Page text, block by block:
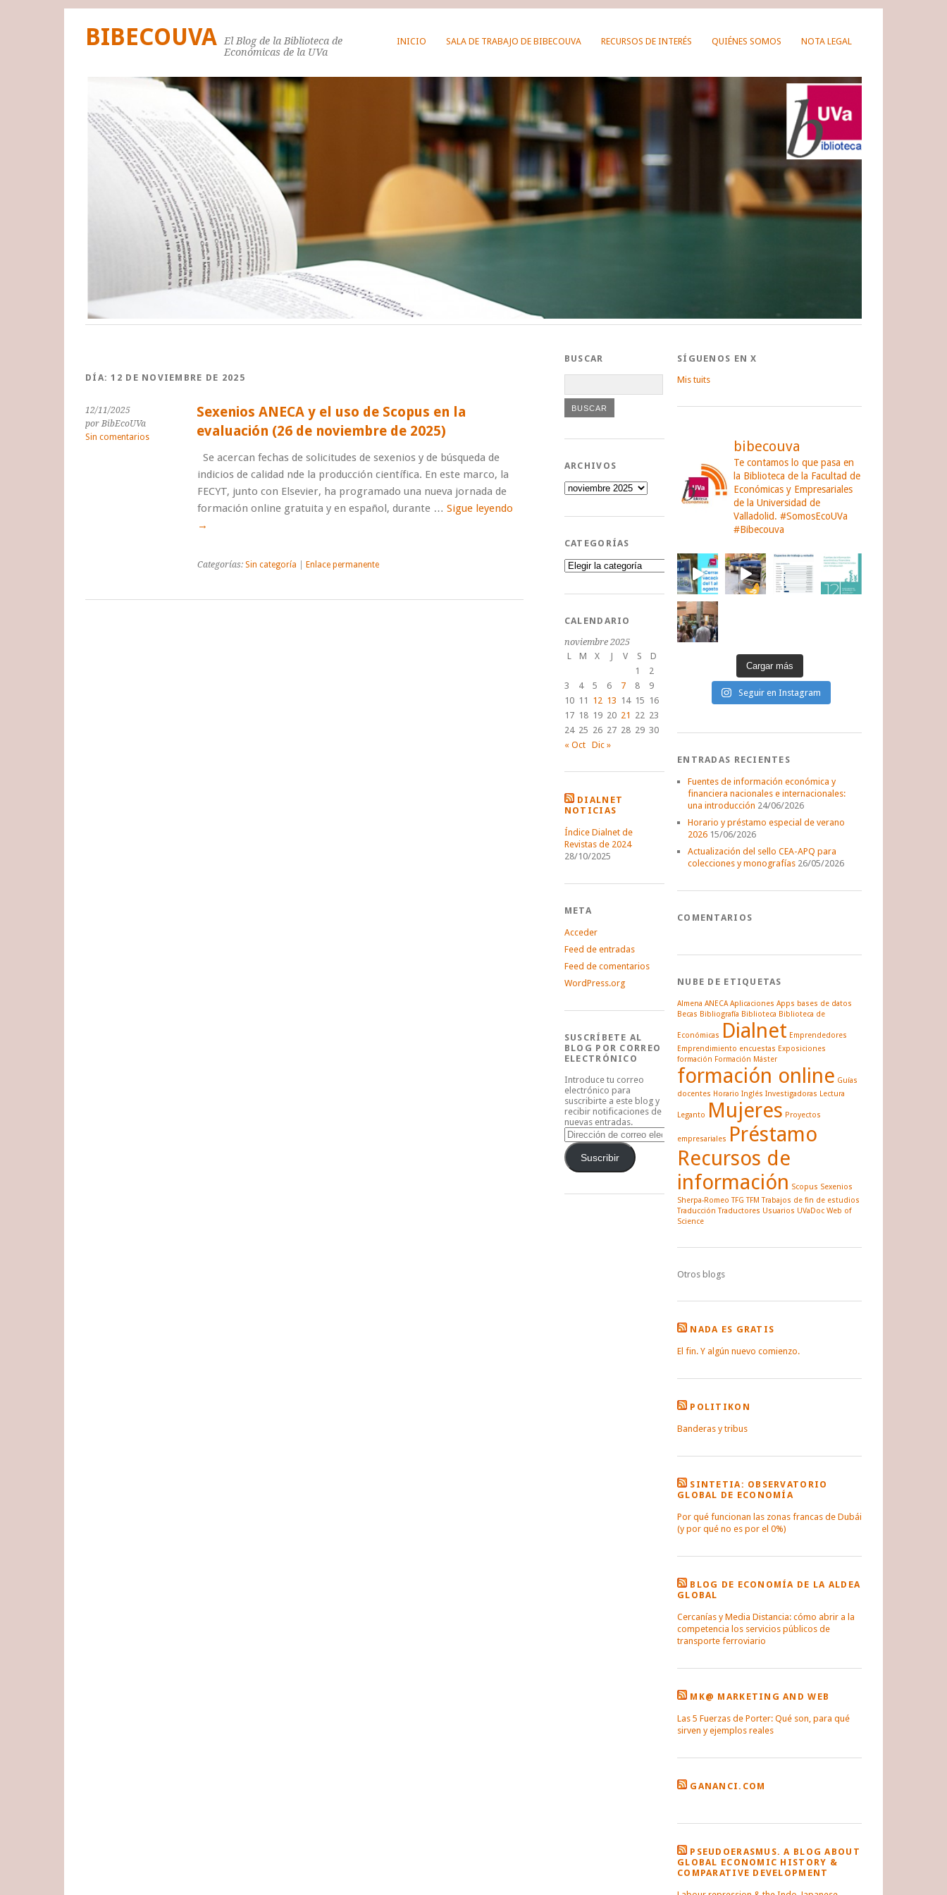
INICIO SALA DE TRABAJO DE BIBECOUVA RECURSOS DE INTERÉS QUIÉNES SOMOS NOTA LEGAL
BIBECOUVA
El Blog de la Biblioteca de
Económicas de la UVa
DÍA:12 DE NOVIEMBRE DE 2025
12/11/2025
por BibEcoUVa
Sin comentarios
Sexenios ANECA y el uso de Scopus en la
evaluación (26 de noviembre de 2025)
Se acercan fechas de solicitudes de sexenios y de búsqueda de
indicios de calidad nde la producción científica. En este marco, la
FECYT, junto con Elsevier, ha programado una nueva jornada de
formación online gratuita y en español, durante … Sigue leyendo
→
Categorías: Sin categoría Enlace permanente
BUSCAR
ARCHIVOS
Archivos
CATEGORÍAS
Categorías
CALENDARIO
noviembre 2025
L
M X J V S
D
1
2
3
4 5 6 7 8
9
10 11 12 13 14 15 16
17 18 19 20 21 22 23
24 25 26 27 28 29 30
« Oct
Dic »
DIALNET
NOTICIAS
Índice Dialnet de
Revistas de 2024
28/10/2025
META
Acceder
Feed de entradas
Feed de comentarios
WordPress.org
SUSCRÍBETE AL
BLOG POR CORREO
ELECTRÓNICO
Introduce tu correo
electrónico para
suscribirte a este blog y
recibir notificaciones de
nuevas entradas.
Dirección
de
correo
electrónico
Suscribir
SÍGUENOS EN X
Mis tuits
bibecouva
Te contamos lo que pasa en
la Biblioteca de la Facultad de
Económicas y Empresariales
de la Universidad de
Valladolid. #SomosEcoUVa
#Bibecouva
Cargar más
Seguir en Instagram
ENTRADAS RECIENTES
Fuentes de información económica y
financiera nacionales e internacionales:
una introducción 24/06/2026
Horario y préstamo especial de verano
2026 15/06/2026
Actualización del sello CEA-APQ para
colecciones y monografías 26/05/2026
COMENTARIOS
NUBE DE ETIQUETAS
Almena ANECA Aplicaciones Apps bases de datos
Becas Bibliografía Biblioteca Biblioteca de
Económicas Dialnet Emprendedores
Emprendimiento encuestas Exposiciones
formación Formación Máster
formación online Guías
docentes Horario Inglés Investigadoras Lectura
Leganto Mujeres Proyectos
empresariales Préstamo
Recursos de
información Scopus Sexenios
Sherpa-Romeo TFG TFM Trabajos de fin de estudios
Traducción Traductores Usuarios UVaDoc Web of
Science
Otros blogs
NADA ES GRATIS
El fin. Y algún nuevo comienzo.
POLITIKON
Banderas y tribus
SINTETIA: OBSERVATORIO
GLOBAL DE ECONOMÍA
Por qué funcionan las zonas francas de Dubái
(y por qué no es por el 0%)
BLOG DE ECONOMÍA DE LA ALDEA
GLOBAL
Cercanías y Media Distancia: cómo abrir a la
competencia los servicios públicos de
transporte ferroviario
MK@ MARKETING AND WEB
Las 5 Fuerzas de Porter: Qué son, para qué
sirven y ejemplos reales
GANANCI.COM
PSEUDOERASMUS. A BLOG ABOUT
GLOBAL ECONOMIC HISTORY &
COMPARATIVE DEVELOPMENT